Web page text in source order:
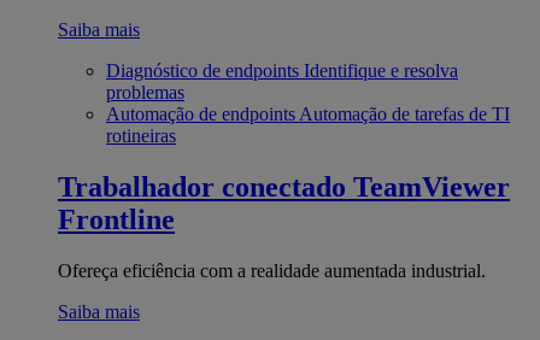
Saiba mais
Diagnóstico de endpoints Identifique e resolva
problemas
Automação de endpoints Automação de tarefas de TI
rotineiras
Trabalhador conectado TeamViewer
Frontline
Ofereça eficiência com a realidade aumentada industrial.
Saiba mais